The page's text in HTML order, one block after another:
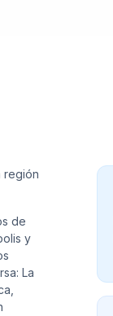
región
de
y
La